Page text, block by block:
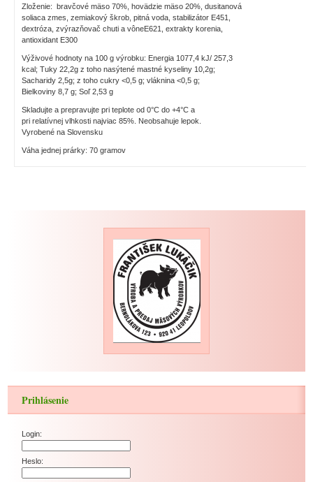
Zloženie: bravčové mäso 70%, hovädzie mäso 20%, dusitanová
soliaca zmes, zemiakový škrob, pitná voda, stabilizátor E451,
dextróza, zvýrazňovač chuti a vôneE621, extrakty korenia,
antioxidant E300
Výživové hodnoty na 100 g výrobku: Energia 1077,4 kJ/ 257,3
kcal; Tuky 22,2g z toho nasýtené mastné kyseliny 10,2g;
Sacharidy 2,5g; z toho cukry <0,5 g; vláknina <0,5 g;
Bielkoviny 8,7 g; Soľ 2,53 g
Skladujte a prepravujte pri teplote od 0°C do +4°C a
pri relatívnej vlhkosti najviac 85%. Neobsahuje lepok.
Vyrobené na Slovensku
Váha jednej prárky: 70 gramov
Prihlásenie
Login:
Heslo: